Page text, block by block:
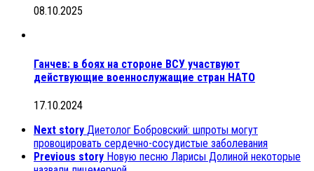
08.10.2025
Ганчев: в боях на стороне ВСУ участвуют
действующие военнослужащие стран НАТО
17.10.2024
Next story Диетолог Бобровский: шпроты могут
провоцировать сердечно-сосудистые заболевания
Previous story Новую песню Ларисы Долиной некоторые